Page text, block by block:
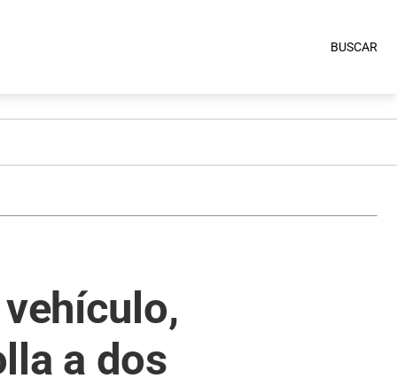
BUSCAR
a dos